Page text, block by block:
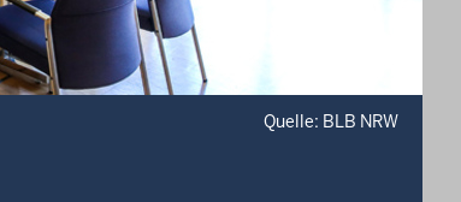
Quelle: BLB NRW